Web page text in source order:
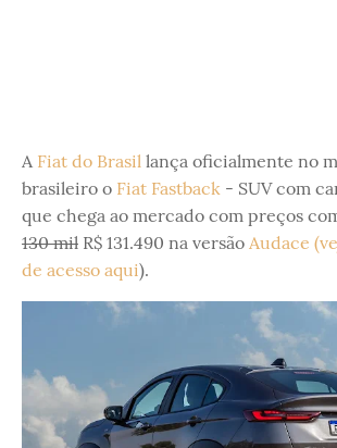
A Fiat do Brasil lança oficialmente no
brasileiro o Fiat Fastback - SUV com
que chega ao mercado com preços
130 mil R$ 131.490 na versão Audace
de acesso aqui).